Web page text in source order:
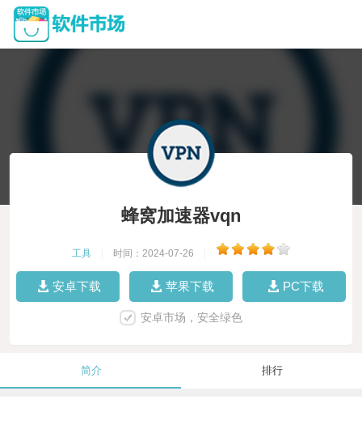
蜂窝加速器vqn
工具 时间：2024-07-26
安卓下载 苹果下载 PC下载
安卓市场，安全绿色
简介 排行